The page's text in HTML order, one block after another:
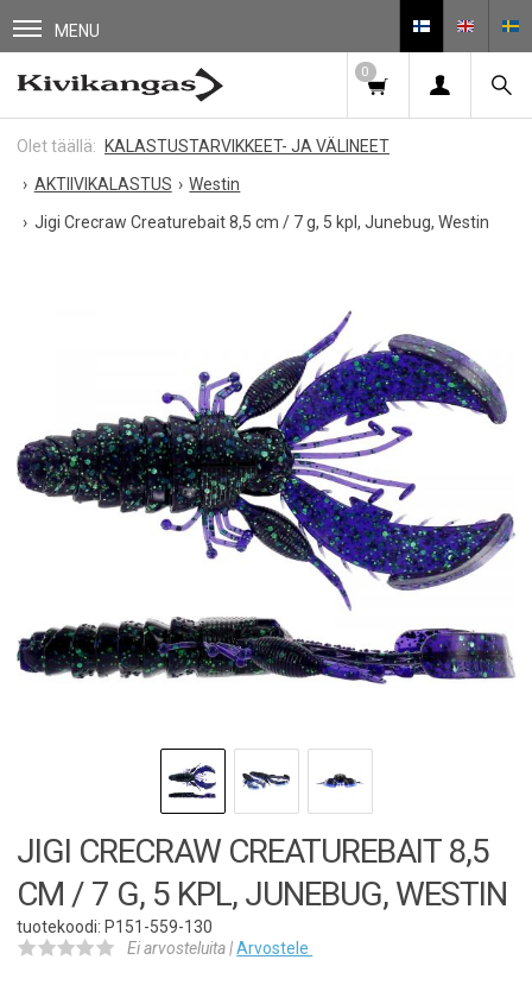
MENU
0
KALASTUSTARVIKKEET- JA VÄLINEET
AKTIIVIKALASTUS
Westin
Jigi Crecraw Creaturebait 8,5 cm / 7 g, 5 kpl, Junebug, Westin
JIGI CRECRAW CREATUREBAIT 8,5
CM / 7 G, 5 KPL, JUNEBUG, WESTIN
tuotekoodi: P151-559-130
Ei arvosteluita |Arvostele